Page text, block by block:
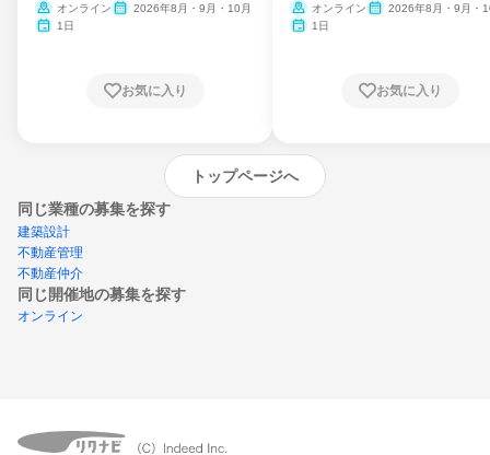
ム
オンライン
2026年8月・9月・10月
1日
お気に入り
オンライン
2026年8月・9月・
1日
お気に入り
トップページへ
同じ業種の募集を探す
建築設計
不動産管理
不動産仲介
同じ開催地の募集を探す
オンライン